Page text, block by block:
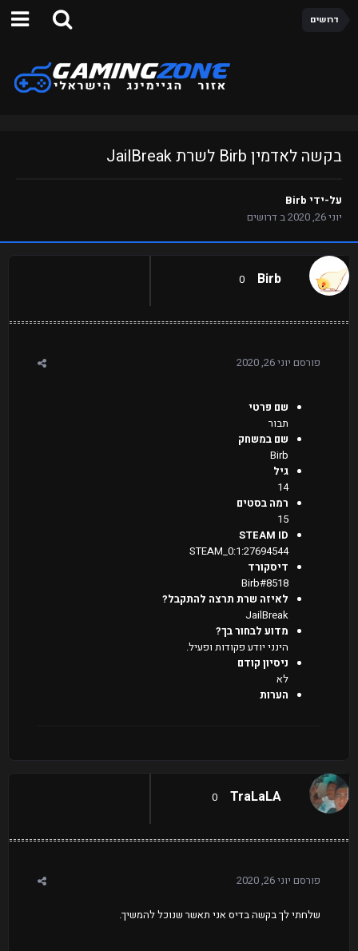
דרושים
בקשה לאדמין Birb לשרת JailBreak
על-ידי Birb
יוני 26, 2020
בדרושים
Birb
0
פורסם יוני 26, 2020
שם פרטי
תבור
שם במשחק
Birb
גיל
14
רמה בסטים
15
STEAM ID
STEAM_0:1:27694544
דיסקורד
Birb#8518
לאיזה שרת תרצה להתקבל?
JailBreak
מדוע לבחור בך?
הינני יודע פקודות ופעיל.
ניסיון קודם
לא
הערות
TraLaLA
0
פורסם יוני 26, 2020
שלחתי לך בקשה בדיס אני תאשר שנוכל להמשיך.